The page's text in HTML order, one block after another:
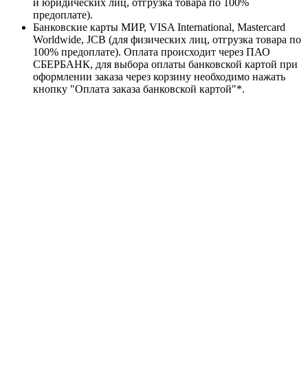
и юридических лиц, отгрузка товара по 100%
предоплате).
Банковские карты МИР, VISA International, Mastercard
Worldwide, JCB (для физических лиц, отгрузка товара по
100% предоплате). Оплата происходит через ПАО
СБЕРБАНК, для выбора оплаты банковской картой при
оформлении заказа через корзину необходимо нажать
кнопку "Оплата заказа банковской картой"*.